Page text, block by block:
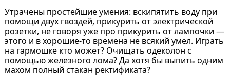
Утрачены простейшие умения: вскипятить воду при
помощи двух гвоздей, прикурить от электрической
розетки, не говоря уже про прикурить от лампочки —
этого и в хорошие-то времена не всякий умел. Играть
на гармошке кто может? Очищать одеколон с
помощью железного лома? Да хотя бы выпить одним
махом полный стакан ректификата?